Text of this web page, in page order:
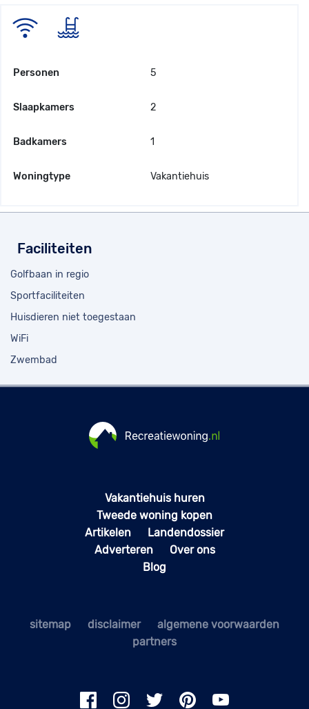
Personen 5
Slaapkamers 2
Badkamers 1
Woningtype Vakantiehuis
Faciliteiten
Golfbaan in regio
Sportfaciliteiten
Huisdieren niet toegestaan
WiFi
Zwembad
Vakantiehuis huren
Tweede woning kopen
Artikelen
Landendossier
Adverteren
Over ons
Blog
sitemap disclaimer
algemene voorwaarden
partners